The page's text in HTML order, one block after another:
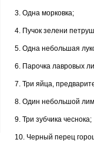
3. Одна морковка;
4. Пучок зелени
5. Одна небольшая
6. Парочка лавровых
7. Три яйца,
8. Один небольшой
9. Три зубчика чеснока;
10. Черный перец